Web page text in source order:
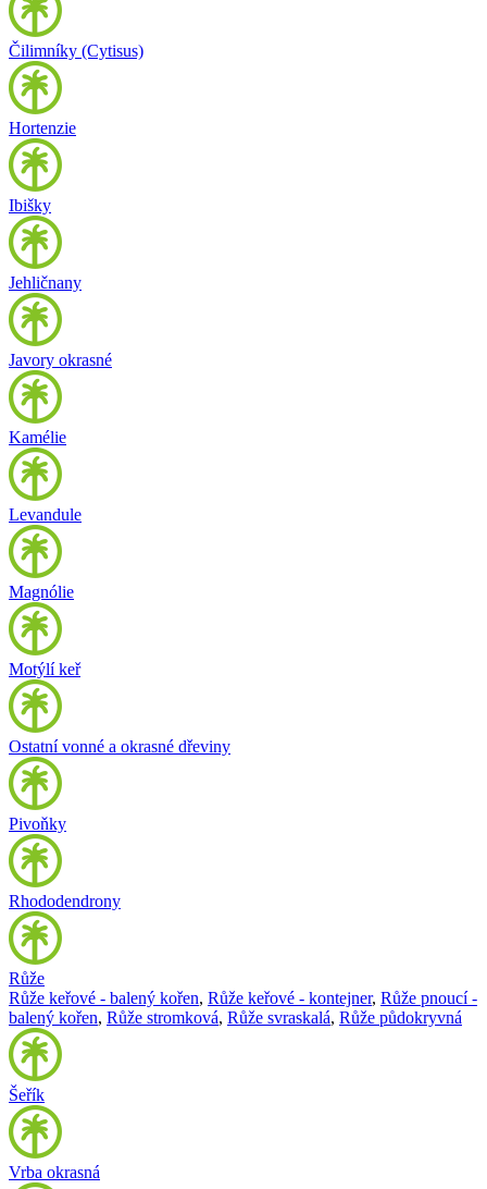
Čilimníky (Cytisus)
Hortenzie
Ibišky
Jehličnany
Javory okrasné
Kamélie
Levandule
Magnólie
Motýlí keř
Ostatní vonné a okrasné dřeviny
Pivoňky
Rhododendrony
Růže
Růže keřové - balený kořen, Růže keřové - kontejner, Růže pnoucí -
balený kořen, Růže stromková, Růže svraskalá, Růže půdokryvná
Šeřík
Vrba okrasná